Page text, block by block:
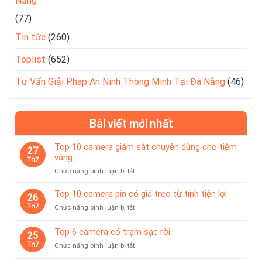
(77)
Tin tức (260)
Toplist (652)
Tư Vấn Giải Pháp An Ninh Thông Minh Tại Đà Nẵng (46)
Bài viết mới nhất
27
Th7
Top 10 camera giám sát chuyên dùng cho tiệm
vàng
Chức năng bình luận bị tắtở
10
camera
giám
chuyên
cho
26
Th7
Top 10 camera pin có giá treo từ tính tiện lợi
Chức năng bình luận bị tắtở
camera
pin
25
Th7
Top 6 camera có trạm sạc rời
Chức năng bình luận bị tắtở